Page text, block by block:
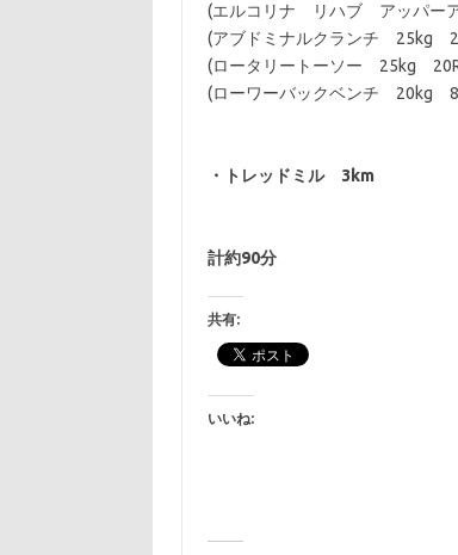
(エルコリナ リハブ アッパー
(アブドミナルクランチ 25kg
(ロータリートーソー 25kg
(ローワーバックベンチ 20kg
・トレッドミル 3km
計約90分
共有:
いいね: